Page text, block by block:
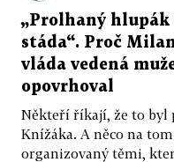
„Prolhaný hlupák
stáda“. Proč
vláda vedená
opovrhoval
Někteří říkají, že to byl
Knížáka. A něco na
organizovaný těmi,